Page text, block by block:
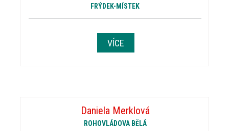
FRÝDEK-MÍSTEK
VÍCE
Daniela Merklová
ROHOVLÁDOVA BĚLÁ